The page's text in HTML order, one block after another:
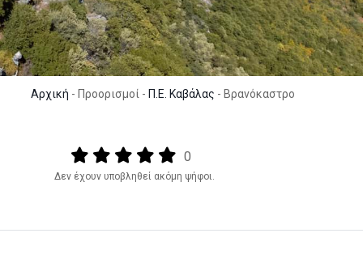
Αρχική - Προορισμοί - Π.Ε. Καβάλας - Βρανόκαστρο
Output format
(star)(star)(star)(star)(star)
0
Δεν έχουν υποβληθεί ακόμη ψήφοι.